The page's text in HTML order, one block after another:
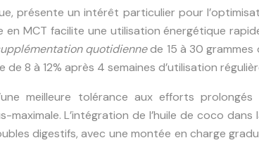
présente un intérêt particulier pour
MCT facilite une utilisation énergétique
quotidiennede 15 à 30 grammes
8 à 12% après 4 semaines d’utilisation
meilleure tolérance aux efforts prolongés
L’intégration de l’huile de coco dans
digestifs, avec une montée en charge